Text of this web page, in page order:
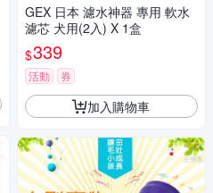
GEX 日本 濾水神器 專用 軟水
濾芯 犬用(2入) X 1盒
$339
活動 券
加入購物車